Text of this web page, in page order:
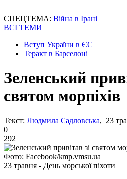
СПЕЦТЕМА: Війна в Ірані
ВСІ ТЕМИ
Вступ України в ЄС
Теракт в Барселоні
Зеленський
святом морпіхів
Текст: Людмила Садловська, 23
0
292
Фото: Facebook/kmp.vmsu.ua
23 травня - День морської піхоти